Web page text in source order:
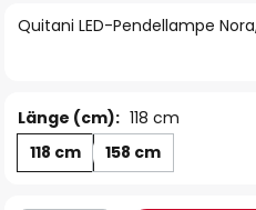
Quitani LED-Pendellampe
Länge (cm): 118 cm
118 cm
158 cm